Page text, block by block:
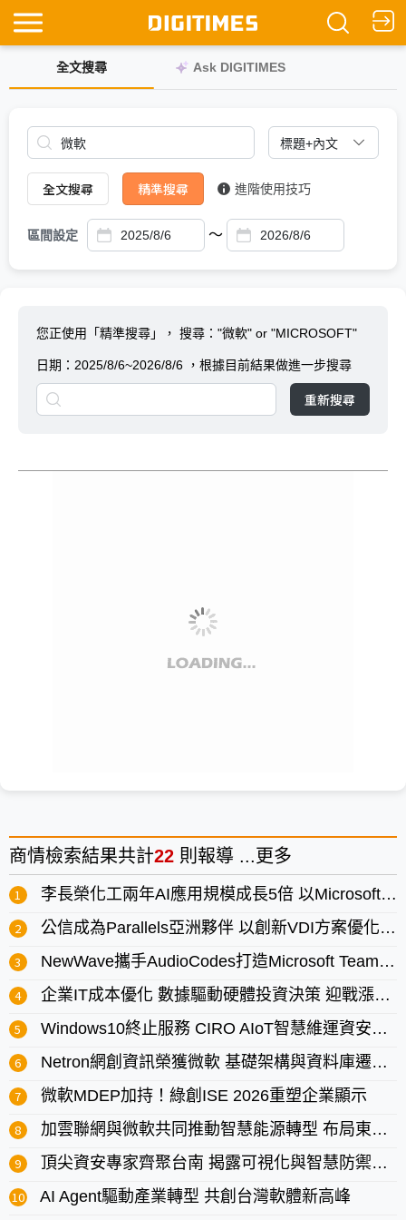
全文搜尋 Ask DIGITIMES
全文搜尋 精準搜尋 進階使用技巧
區間設定 ～
您正使用「精準搜尋」， 搜尋："微軟" or "MICROSOFT"
日期： 2025/8/6~2026/8/6 ，根據目前結果做進一步搜尋
重新搜尋
商情檢索結果共計22 則報導 ... 更多
李長榮化工兩年AI應用規模成長5倍 以Microsoft 365 Copilot打造AI原生競爭力
公信成為Parallels亞洲夥伴 以創新VDI方案優化成本效益翻轉虛擬化
NewWave攜手AudioCodes打造Microsoft Teams「Voice to Value」新時代
企業IT成本優化 數據驅動硬體投資決策 迎戰漲價與Windows11轉型
Windows10終止服務 CIRO AIoT智慧維運資安管理平台的4大優勢！
Netron網創資訊榮獲微軟 基礎架構與資料庫遷移技術專精認證
微軟MDEP加持！綠創ISE 2026重塑企業顯示
加雲聯網與微軟共同推動智慧能源轉型 布局東南亞打造國際綠能新典範
頂尖資安專家齊聚台南 揭露可視化與智慧防禦關鍵戰略
AI Agent驅動產業轉型 共創台灣軟體新高峰